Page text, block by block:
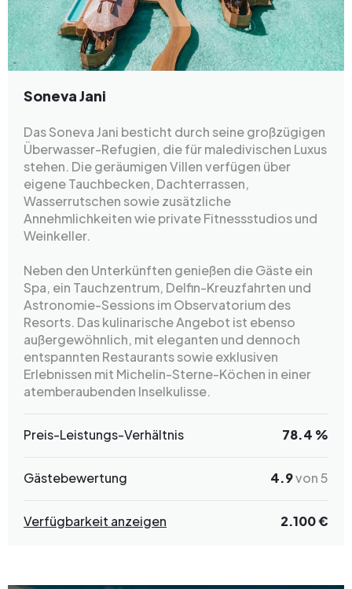
Soneva Jani
Das Soneva Jani besticht durch seine großzügigen
Überwasser-Refugien, die für maledivischen Luxus
stehen. Die geräumigen Villen verfügen über
eigene Tauchbecken, Dachterrassen,
Wasserrutschen sowie zusätzliche
Annehmlichkeiten wie private Fitnessstudios und
Weinkeller.
Neben den Unterkünften genießen die Gäste ein
Spa, ein Tauchzentrum, Delfin-Kreuzfahrten und
Astronomie-Sessions im Observatorium des
Resorts. Das kulinarische Angebot ist ebenso
außergewöhnlich, mit eleganten und dennoch
entspannten Restaurants sowie exklusiven
Erlebnissen mit Michelin-Sterne-Köchen in einer
atemberaubenden Inselkulisse.
Preis-Leistungs-Verhältnis 78.4 %
Gästebewertung 4.9von 5
Verfügbarkeit anzeigen 2.100 €